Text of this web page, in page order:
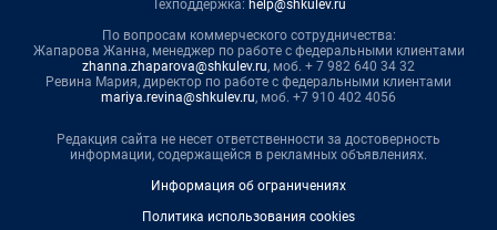
Техподдержка: help@shkulev.ru
По вопросам коммерческого сотрудничества:
Жапарова Жанна, менеджер по работе с федеральными клиентами
zhanna.zhaparova@shkulev.ru, моб. + 7 982 640 34 32
Ревина Мария, директор по работе с федеральными клиентами
mariya.revina@shkulev.ru, моб. +7 910 402 4056
Редакция сайта не несет ответственности за достоверность
информации, содержащейся в рекламных объявлениях.
Информация об ограничениях
Политика использования cookies